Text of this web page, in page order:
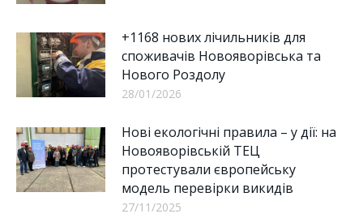
+1168 нових лічильників для
споживачів Новояворівська та
Нового Роздолу
28/01/2026
Нові екологічні правила – у дії: на
Новояворівській ТЕЦ
протестували європейську
модель перевірки викидів
27/11/2025